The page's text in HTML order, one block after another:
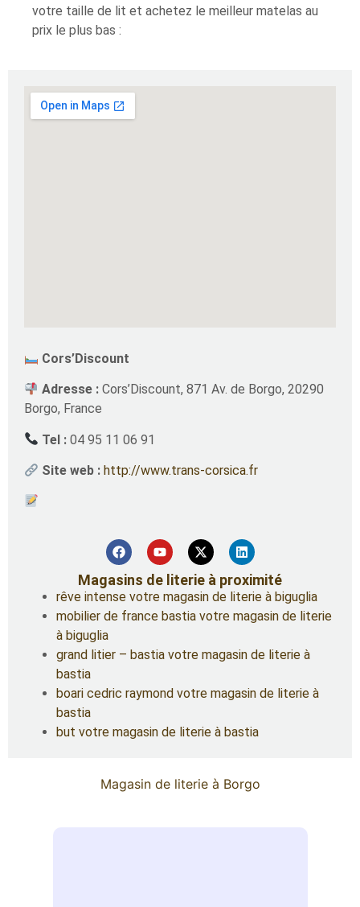
votre taille de lit et achetez le meilleur matelas au
prix le plus bas :
Cors’Discount
Adresse : Cors’Discount, 871 Av. de Borgo, 20290
Borgo, France
Tel : 04 95 11 06 91
Site web : http://www.trans-corsica.fr
Magasins de literie à proximité
rêve intense votre magasin de literie à biguglia
mobilier de france bastia votre magasin de literie
à biguglia
grand litier – bastia votre magasin de literie à
bastia
boari cedric raymond votre magasin de literie à
bastia
but votre magasin de literie à bastia
Magasin de literie à Borgo